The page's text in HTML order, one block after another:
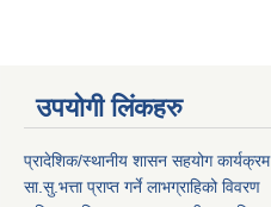
उपयोगी लिंकहरु
प्रादेशिक/स्थानीय शासन सहयोग कार्यक्रम
सा.सु.भत्ता प्राप्त गर्ने लाभग्राहिको विवरण